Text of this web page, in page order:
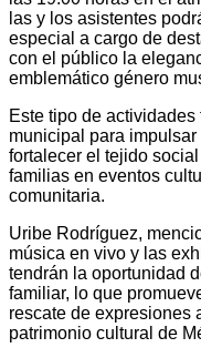
las y los asistentes
especial a cargo de
con el público la
emblemático género
Este tipo de
municipal para
fortalecer el tejido
familias en eventos
comunitaria.
Uribe Rodríguez,
música en vivo y las
tendrán la oportunidad
familiar, lo que
rescate de expresiones
patrimonio cultural de